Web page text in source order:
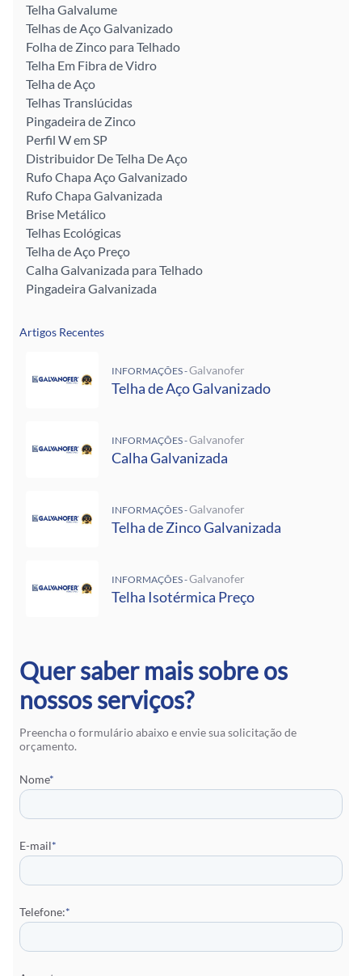
Telha Galvalume
Telhas de Aço Galvanizado
Folha de Zinco para Telhado
Telha Em Fibra de Vidro
Telha de Aço
Telhas Translúcidas
Pingadeira de Zinco
Perfil W em SP
Distribuidor De Telha De Aço
Rufo Chapa Aço Galvanizado
Rufo Chapa Galvanizada
Brise Metálico
Telhas Ecológicas
Telha de Aço Preço
Calha Galvanizada para Telhado
Pingadeira Galvanizada
Artigos Recentes
INFORMAÇÕES -Galvanofer
Telha de Aço Galvanizado
INFORMAÇÕES -Galvanofer
Calha Galvanizada
INFORMAÇÕES -Galvanofer
Telha de Zinco Galvanizada
INFORMAÇÕES -Galvanofer
Telha Isotérmica Preço
Quer saber mais sobre os
nossos serviços?
Preencha o formulário abaixo e envie sua solicitação de
orçamento.
Nome*
E-mail*
Telefone:*